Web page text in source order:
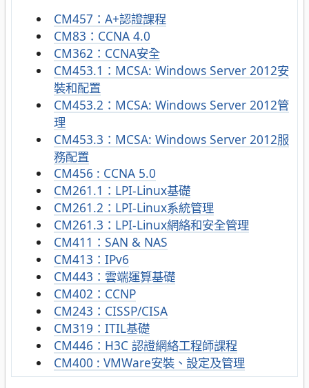
CM457：A+認證課程
CM83：CCNA 4.0
CM362：CCNA安全
CM453.1：MCSA: Windows Server 2012安
裝和配置
CM453.2：MCSA: Windows Server 2012管
理
CM453.3：MCSA: Windows Server 2012服
務配置
CM456 : CCNA 5.0
CM261.1：LPI-Linux基礎
CM261.2：LPI-Linux系統管理
CM261.3：LPI-Linux網絡和安全管理
CM411：SAN & NAS
CM413：IPv6
CM443：雲端運算基礎
CM402：CCNP
CM243：CISSP/CISA
CM319：ITIL基礎
CM446：H3C 認證網絡工程師課程
CM400 : VMWare安裝、設定及管理